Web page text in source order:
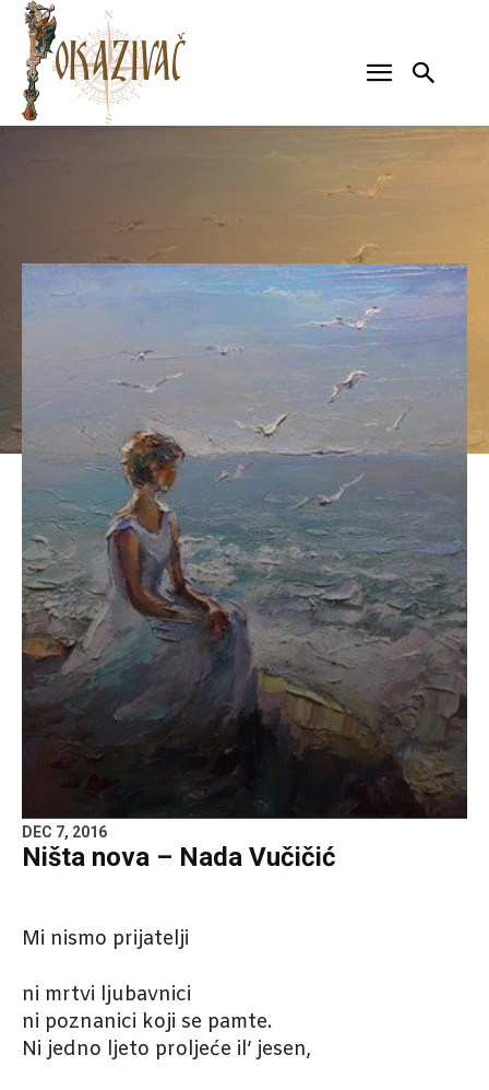
DEC 7, 2016
Ništa nova – Nada Vučičić
Mi nismo prijatelji
ni mrtvi ljubavnici
ni poznanici koji se pamte.
Ni jedno ljeto proljeće il’ jesen,